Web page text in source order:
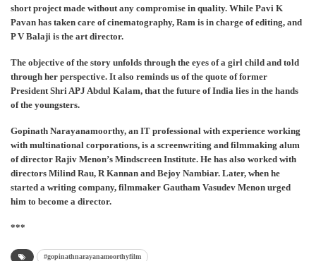
short project made without any compromise in quality. While Pavi K
Pavan has taken care of cinematography, Ram is in charge of editing, and
P V Balaji is the art director.
The objective of the story unfolds through the eyes of a girl child and told
through her perspective. It also reminds us of the quote of former
President Shri APJ Abdul Kalam, that the future of India lies in the hands
of the youngsters.
Gopinath Narayanamoorthy, an IT professional with experience working
with multinational corporations, is a screenwriting and filmmaking alum
of director Rajiv Menon’s Mindscreen Institute. He has also worked with
directors Milind Rau, R Kannan and Bejoy Nambiar. Later, when he
started a writing company, filmmaker Gautham Vasudev Menon urged
him to become a director.
***
#gopinathnarayanamoorthyfilm